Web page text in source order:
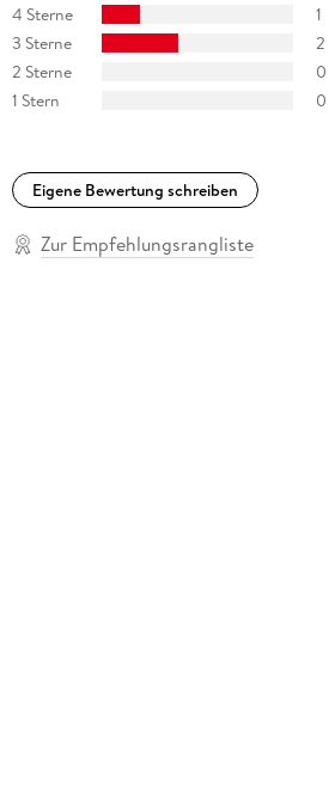
4 Sterne
1
3 Sterne
2
2 Sterne
0
1 Stern
0
Eigene Bewertung schreiben
Zur Empfehlungsrangliste